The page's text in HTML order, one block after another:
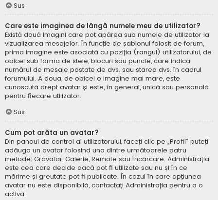
Sus
Care este imaginea de lângă numele meu de utilizator?
Există două imagini care pot apărea sub numele de utilizator la
vizualizarea mesajelor. În funcție de șablonul folosit de forum,
prima imagine este asociată cu poziția (rangul) utilizatorului, de
obicei sub formă de stele, blocuri sau puncte, care indică
numărul de mesaje postate de dvs. sau starea dvs. în cadrul
forumului. A doua, de obicei o imagine mai mare, este
cunoscută drept avatar și este, în general, unică sau personală
pentru fiecare utilizator.
Sus
Cum pot arăta un avatar?
Din panoul de control al utilizatorului, faceți clic pe „Profil” puteți
adăuga un avatar folosind una dintre următoarele patru
metode: Gravatar, Galerie, Remote sau Încărcare. Administrația
este cea care decide dacă pot fi utilizate sau nu și în ce
mărime și greutate pot fi publicate. În cazul în care opțiunea
avatar nu este disponibilă, contactați Administrația pentru a o
activa.